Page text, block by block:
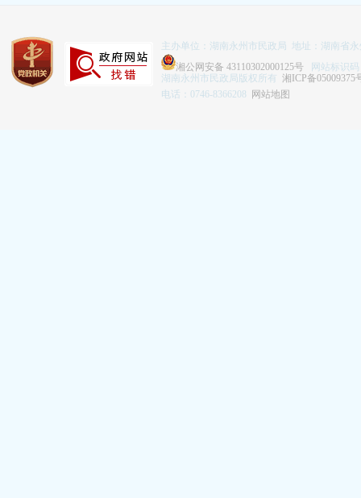
主办单位：湖南永州市民政局 地址：湖南省
湘公网安备 43110302000125号 网站标识码
湖南永州市民政局版权所有 湘ICP备05009375
电话：0746-8366208 网站地图